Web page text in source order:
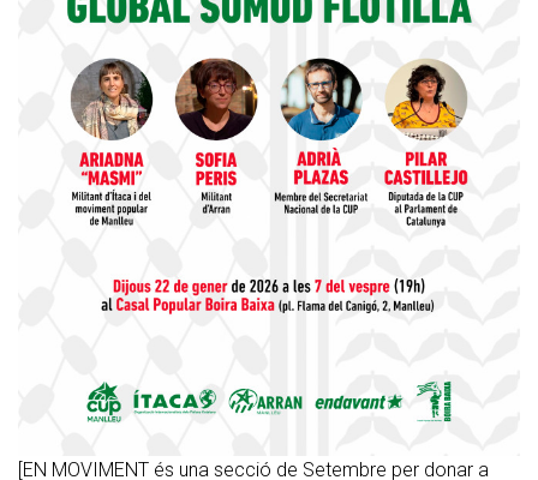
[EN MOVIMENT és una secció de Setembre per donar a